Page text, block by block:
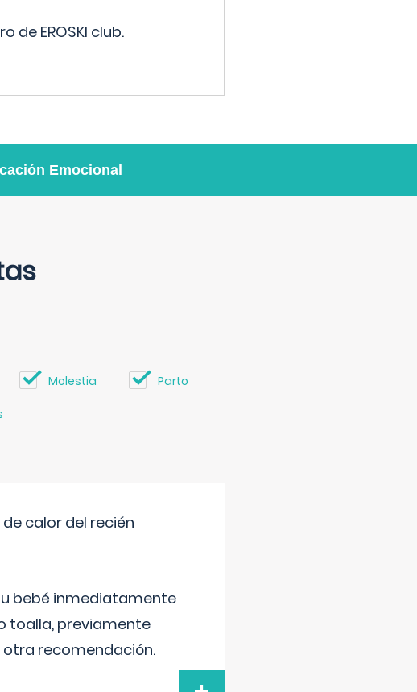
EROSKI club.
Emocional
Molestia Parto
calor del recién
bebé inmediatamente
toalla, previamente
recomendación.